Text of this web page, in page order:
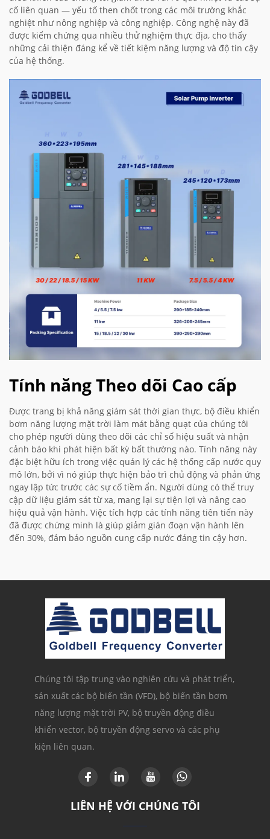
cố liên quan — yếu tố then chốt trong các môi trường khắc
nghiệt như nông nghiệp và công nghiệp. Công nghệ này đã
được kiểm chứng qua nhiều thử nghiệm thực địa, cho thấy
những cải thiện đáng kể về tiết kiệm năng lượng và độ tin cậy
của hệ thống.
Tính năng Theo dõi Cao cấp
Được trang bị khả năng giám sát thời gian thực, bộ điều khiển
bơm năng lượng mặt trời làm mát bằng quạt của chúng tôi
cho phép người dùng theo dõi các chỉ số hiệu suất và nhận
cảnh báo khi phát hiện bất kỳ bất thường nào. Tính năng này
đặc biệt hữu ích trong việc quản lý các hệ thống cấp nước quy
mô lớn, bởi vì nó giúp thực hiện bảo trì chủ động và phản ứng
ngay lập tức trước các sự cố tiềm ẩn. Người dùng có thể truy
cập dữ liệu giám sát từ xa, mang lại sự tiện lợi và nâng cao
hiệu quả vận hành. Việc tích hợp các tính năng tiên tiến này
đã được chứng minh là giúp giảm gián đoạn vận hành lên
đến 30%, đảm bảo nguồn cung cấp nước đáng tin cậy hơn.
Chúng tôi tập trung vào nghiên cứu và phát triển,
sản xuất các bộ biến tần (VFD), bộ biến tần bơm
năng lượng mặt trời PV, bộ truyền động điều
khiển vector, bộ truyền động servo và các phụ
kiện liên quan.
LIÊN HỆ VỚI CHÚNG TÔI